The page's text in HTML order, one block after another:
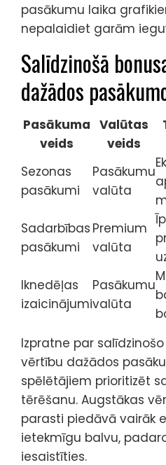
pasākumu laika
nepalaidiet garām
Salīdzinošā
dažādos
Pasākuma
veids
Valūtas
veids
Sezonas
pasākumi
Pasākumu
valūta
Sadarbības
pasākumi
Premium
valūta
Iknedēļas
izaicinājumi
Pasākumu
valūta
Izpratne par
vērtību dažādos
spēlētājiem prioritizēt
tērēšanu. Augstākas
parasti piedāvā vairāk
ietekmīgu balvu,
iesaistīties.